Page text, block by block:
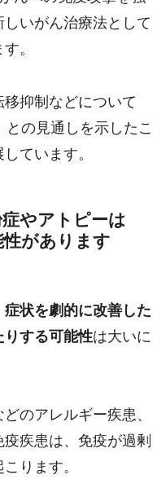
いがん治療法として
。
抑制などについて
との見通しを示したこ
ています。
やアトピーは
があります
症状を劇的に改善した
りする可能性は大いに
のアレルギー疾患、
疾患は、免疫が過剰
ります。